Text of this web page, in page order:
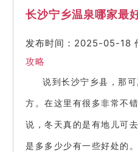
长沙宁乡温泉哪家最
发布时间：2025-05-18
攻略
说到长沙宁乡县，那
方。在这里有很多非常不
说，冬天真的是有地儿可
是多多少少有一些好处的